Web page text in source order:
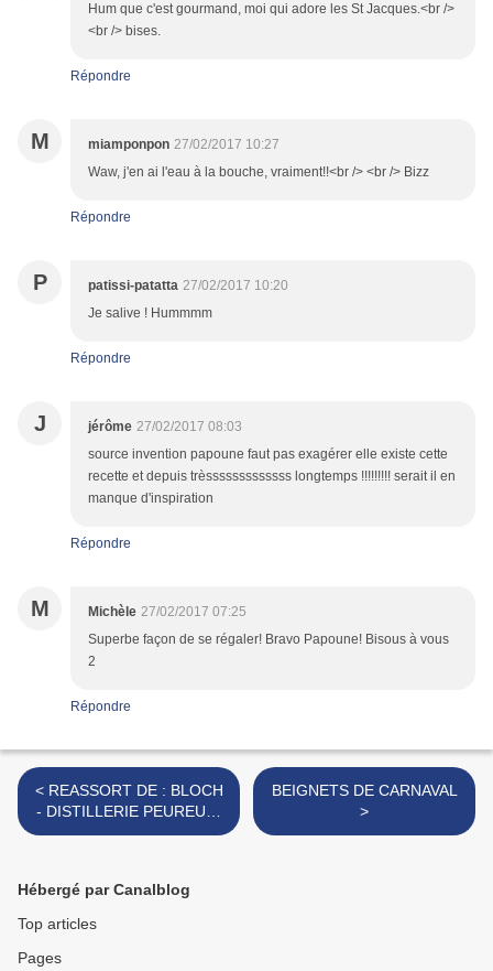
Hum que c'est gourmand, moi qui adore les St Jacques.<br />
<br /> bises.
Répondre
M miamponpon 27/02/2017 10:27
Waw, j'en ai l'eau à la bouche, vraiment!!<br /> <br /> Bizz
Répondre
P patissi-patatta 27/02/2017 10:20
Je salive ! Hummmm
Répondre
J jérôme 27/02/2017 08:03
source invention papoune faut pas exagérer elle existe cette
recette et depuis trèsssssssssssss longtemps !!!!!!!!! serait il en
manque d'inspiration
Répondre
M Michèle 27/02/2017 07:25
Superbe façon de se régaler! Bravo Papoune! Bisous à vous
2
Répondre
< REASSORT DE : BLOCH
- DISTILLERIE PEUREUX-
MASSENEZ
BEIGNETS DE CARNAVAL
>
Hébergé par Canalblog
Top articles
Pages